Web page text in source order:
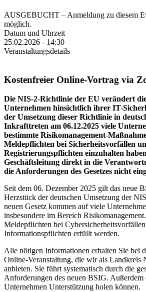
AUSGEBUCHT – Anmeldung zu diesem
möglich.
Datum und Uhrzeit
25.02.2026 - 14:30
Veranstaltungsdetails
Kostenfreier Online-Vortrag via
Die NIS-2-Richtlinie der EU verändert
Unternehmen hinsichtlich ihrer IT-
der Umsetzung dieser Richtlinie in
Inkrafttreten am 06.12.2025 viele
bestimmte Risikomanagement-
Meldepflichten bei Sicherheitsvorfällen
Registrierungspflichten einzuhalten
Geschäftsleitung direkt in die
die Anforderungen des Gesetzes nicht
Seit dem 06. Dezember 2025 gilt das neue
Herzstück der deutschen Umsetzung der
neuen Gesetz kommen auf viele
insbesondere im Bereich
Meldepflichten bei
Informationspflichten erfüllt werden.
Alle nötigen Informationen erhalten Sie bei
Online-Veranstaltung, die wir als Landkreis
anbieten. Sie führt systematisch durch die
Anforderungen des neuen BSIG. Außerdem
Unternehmen Unterstützung holen können.